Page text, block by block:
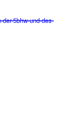
5bhw-und-des-